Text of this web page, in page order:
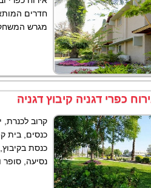
חדרים
מגרש
כפרי דגניה קיבוץ דגניה
קרוב לכנרת,
כנסים, בית
כנסת
נסיעה, סופר
טבריה